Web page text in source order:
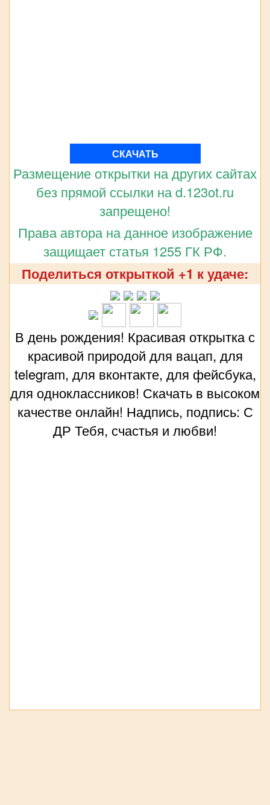
СКАЧАТЬ
Размещение открытки на других сайтах
без прямой ссылки на d.123ot.ru
запрещено!
Права автора на данное изображение
защищает статья 1255 ГК РФ.
Поделиться открыткой +1 к удаче:
В день рождения! Красивая открытка с
красивой природой для вацап, для
telegram, для вконтакте, для фейсбука,
для одноклассников! Скачать в высоком
качестве онлайн! Надпись, подпись: С
ДР Тебя, счастья и любви!